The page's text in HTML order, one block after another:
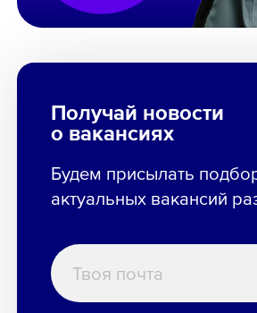
Получай новости
о вакансиях
Будем присылать
актуальных вакансий